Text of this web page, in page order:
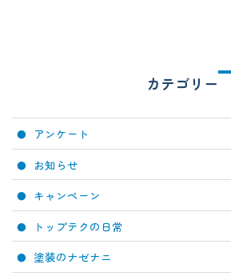
カテゴリー
アンケート
お知らせ
キャンペーン
トップテクの日常
塗装のナゼナニ